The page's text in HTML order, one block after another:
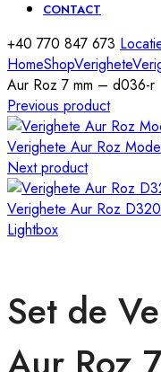
CONTACT
+40 770 847 673
HomeShopVerighete
Aur Roz 7 mm – d036-r
Previous product
Verighete Aur Roz
Next product
Verighete Aur Roz
Lightbox
Set de